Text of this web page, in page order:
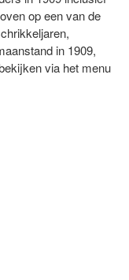
op een van de
in 1909,
via het menu